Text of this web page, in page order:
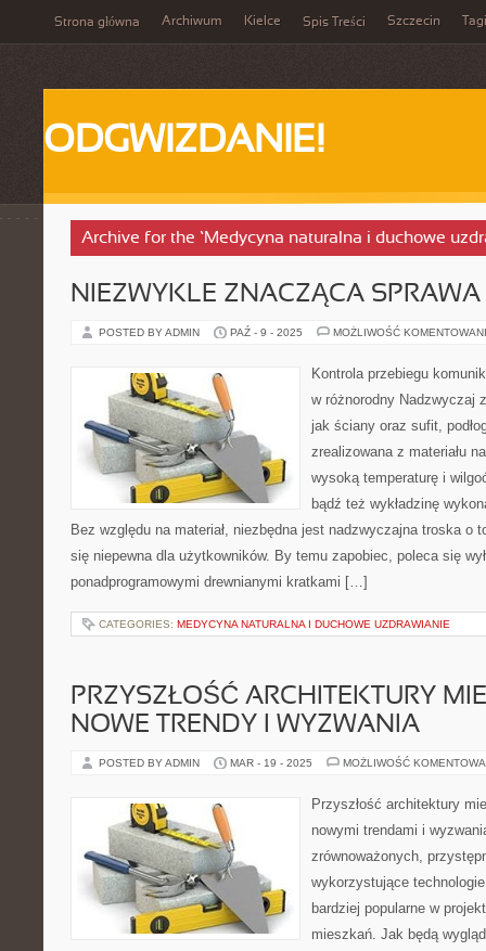
Strona główna Archiwum Kielce Spis Treści Szczecin Tagi
ODGWIZDANIE!
Archive for the ‘Medycyna naturalna i duchowe
NIEZWYKLE ZNACZĄCA SPRAWA
POSTED BY ADMIN PAŹ - 9 - 2025 MOŻLIWOŚĆ
Kontrola przebiegu
w różnorodny Nadzwyczaj
jak ściany oraz sufit,
zrealizowana z materiału
wysoką temperaturę i
bądź też wykładzinę
Bez względu na materiał, niezbędna jest nadzwyczajna troska o
się niepewna dla użytkowników. By temu zapobiec, poleca się
ponadprogramowymi drewnianymi kratkami […]
CATEGORIES: MEDYCYNA NATURALNA I DUCHOWE UZDRAWIANIE
PRZYSZŁOŚĆ ARCHITEKTURY
NOWE TRENDY I WYZWANIA
POSTED BY ADMIN MAR - 19 - 2025 MOŻLIWOŚĆ
Przyszłość architektury
nowymi trendami i
zrównoważonych,
wykorzystujące
bardziej popularne w
mieszkań. Jak będą